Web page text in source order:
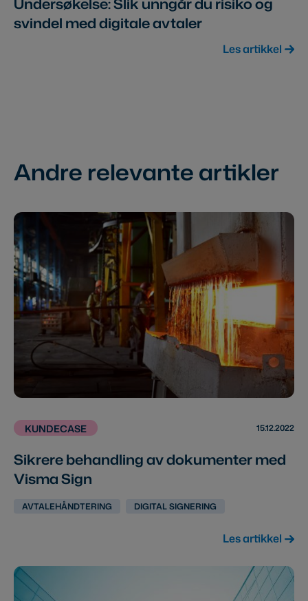
svindel med digitale avtaler
Les artikkel
Andre relevante artikler
KUNDECASE 15.12.2022
Sikrere behandling av dokumenter med
Visma Sign
AVTALEHÅNDTERING DIGITAL SIGNERING
Les artikkel